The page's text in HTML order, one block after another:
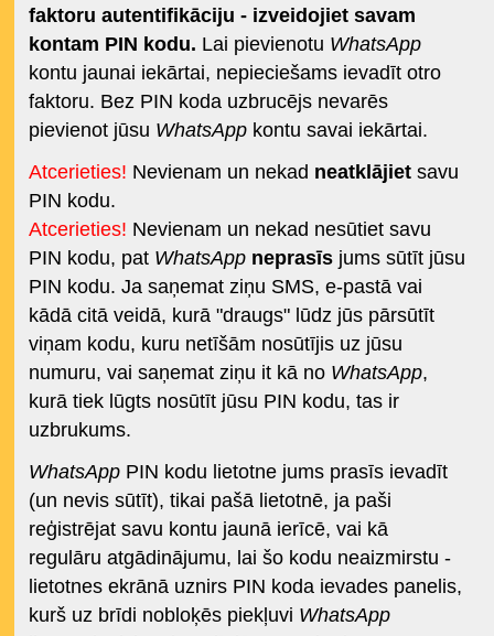
faktoru autentifikāciju - izveidojiet savam
kontam PIN kodu. Lai pievienotu WhatsApp
kontu jaunai iekārtai, nepieciešams ievadīt otro
faktoru. Bez PIN koda uzbrucējs nevarēs
pievienot jūsu WhatsAppkontu savai iekārtai.
Atcerieties! Nevienam un nekad neatklājietsavu
PIN kodu.
Atcerieties! Nevienam un nekad nesūtiet savu
PIN kodu, pat WhatsApp neprasīsjums sūtīt jūsu
PIN kodu. Ja saņemat ziņu SMS, e-pastā vai
kādā citā veidā, kurā "draugs" lūdz jūs pārsūtīt
viņam kodu, kuru netīšām nosūtījis uz jūsu
numuru, vai saņemat ziņu it kā no WhatsApp,
kurā tiek lūgts nosūtīt jūsu PIN kodu, tas ir
uzbrukums.
WhatsAppPIN kodu lietotne jums prasīs ievadīt
(un nevis sūtīt), tikai pašā lietotnē, ja paši
reģistrējat savu kontu jaunā ierīcē, vai kā
regulāru atgādinājumu, lai šo kodu neaizmirstu -
lietotnes ekrānā uznirs PIN koda ievades panelis,
kurš uz brīdi nobloķēs piekļuvi WhatsApp